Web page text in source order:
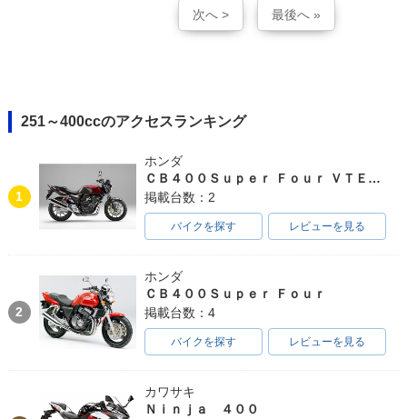
次へ > 最後へ »
251～400ccのアクセスランキング
1
ホンダ
ＣＢ４００Ｓｕｐｅｒ Ｆｏｕｒ ＶＴＥＣ ＳＰＥＣ３
掲載台数：2
バイクを探す レビューを見る
2
ホンダ
ＣＢ４００Ｓｕｐｅｒ Ｆｏｕｒ
掲載台数：4
バイクを探す レビューを見る
カワサキ
Ｎｉｎｊａ ４００